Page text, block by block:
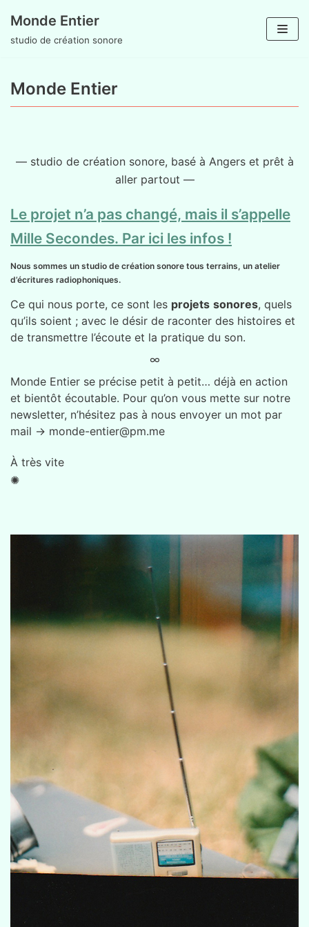
Aller
Monde Entier
studio de création sonore
Monde Entier
— studio de création sonore, basé à Angers et prêt à
aller partout —
Le projet n’a pas changé, mais il s’appelle
Mille Secondes. Par ici les infos !
Nous sommes un studio de création sonore tous terrains, un atelier
d’écritures radiophoniques.
Ce qui nous porte, ce sont les projets sonores, quels
qu’ils soient ; avec le désir de raconter des histoires et
de transmettre l’écoute et la pratique du son.
∞
Monde Entier se précise petit à petit… déjà en action
et bientôt écoutable. Pour qu’on vous mette sur notre
newsletter, n’hésitez pas à nous envoyer un mot par
mail → monde-entier@pm.me
À très vite
✺